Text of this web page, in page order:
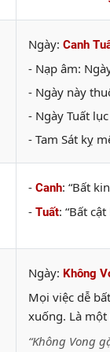
Ngày: Canh
- Nạp âm:
- Ngày này
- Ngày Tuất
- Tam Sát kỵ
- Canh: “Bất
- Tuất: “Bất
Ngày: Không
Mọi việc dễ
xuống. Là
“Không Vong